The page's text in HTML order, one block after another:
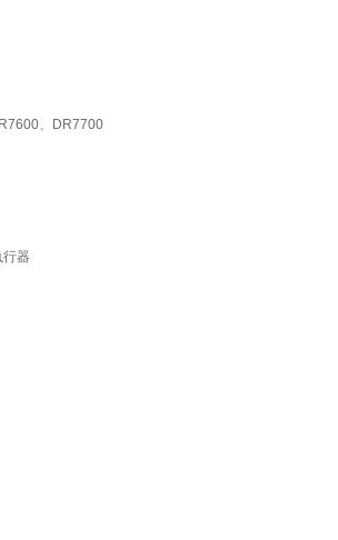
、DR7700
器